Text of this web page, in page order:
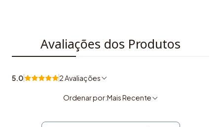
Avaliações dos Produtos
5.0 2 Avaliações
Ordenar por:Mais Recente